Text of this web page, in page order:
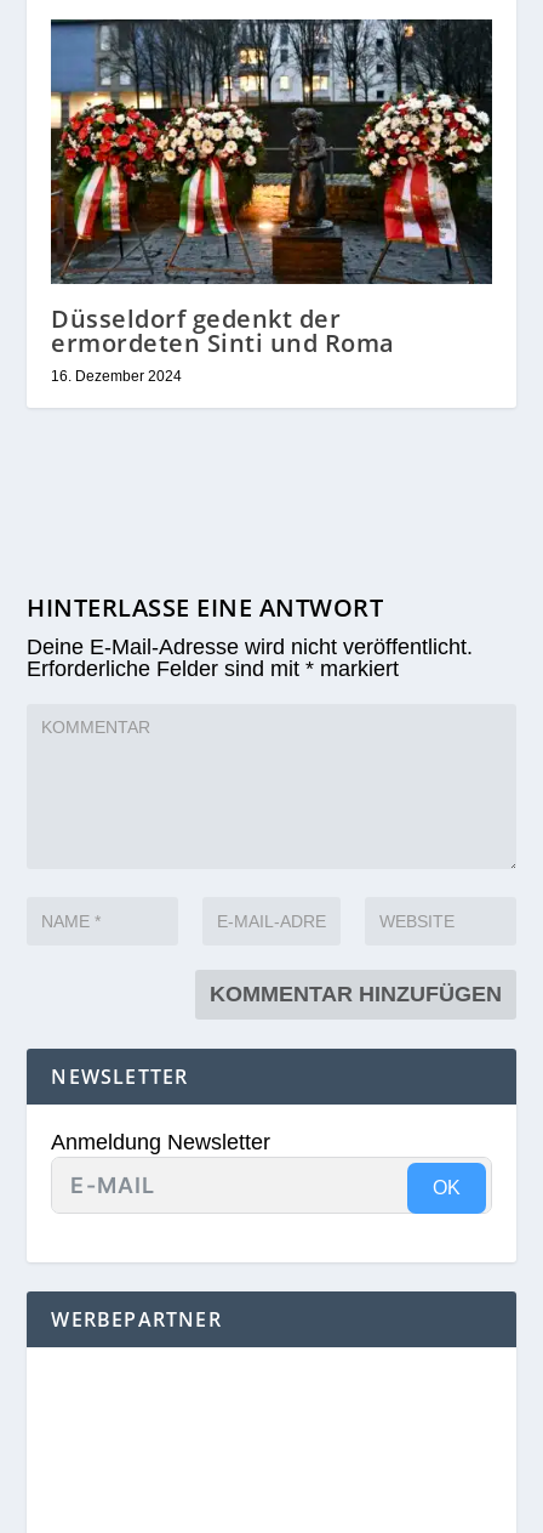
Düsseldorf gedenkt der
ermordeten Sinti und Roma
16. Dezember 2024
HINTERLASSE EINE ANTWORT
Deine E-Mail-Adresse wird nicht veröffentlicht.
Erforderliche Felder sind mit* markiert
NEWSLETTER
Anmeldung Newsletter
OK
WERBEPARTNER